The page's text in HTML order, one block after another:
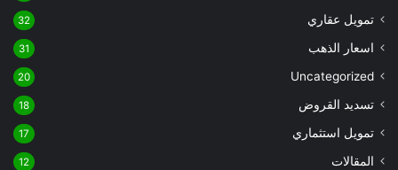
تمويل عقاري 32
اسعار الذهب 31
Uncategorized
20
تسديد القروض 18
تمويل استثماري 17
المقالات 12